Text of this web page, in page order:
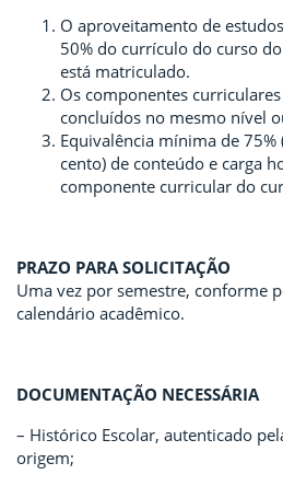
O aproveitamento de
50% do currículo do curso
está matriculado.
Os componentes
concluídos no mesmo nível
Equivalência mínima de 75%
cento) de conteúdo e carga
componente curricular do
PRAZO PARA SOLICITAÇÃO
Uma vez por semestre, conforme
calendário acadêmico.
DOCUMENTAÇÃO NECESSÁRIA
– Histórico Escolar, autenticado
origem;